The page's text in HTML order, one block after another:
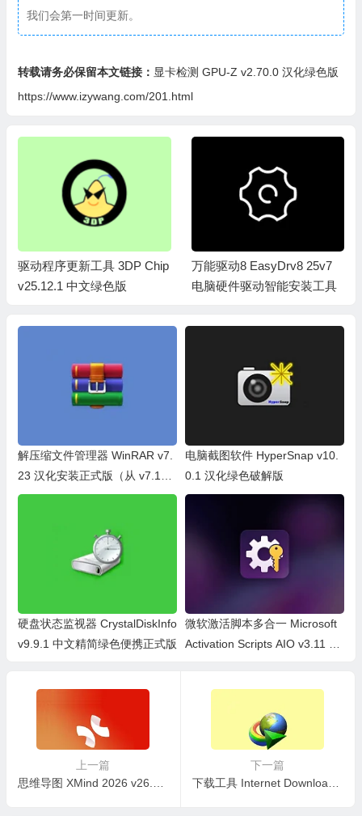
我们会第一时间更新。
转载请务必保留本文链接： 显卡检测 GPU-Z v2.70.0 汉化绿色版
https://www.izywang.com/201.html
驱动程序更新工具 3DP Chip
v25.12.1 中文绿色版
万能驱动8 EasyDrv8 25v7
电脑硬件驱动智能安装工具
解压缩文件管理器 WinRAR v7.
23 汉化安装正式版（从 v7.10
不支持 32 位系统）
电脑截图软件 HyperSnap v10.
0.1 汉化绿色破解版
硬盘状态监视器 CrystalDiskInfo
v9.9.1 中文精简绿色便携正式版
微软激活脚本多合一 Microsoft
Activation Scripts AIO v3.11 汉
上一篇
下一篇